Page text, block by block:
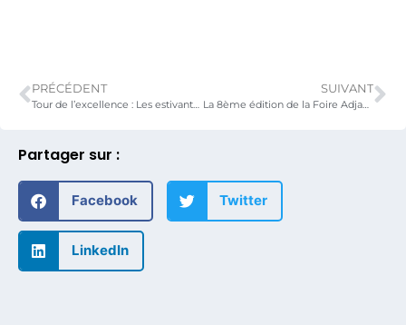
Partager sur :
Facebook Twitter
LinkedIn
PRÉCÉDENT
Tour de l’excellence : Les estivants découvrent les institutions de la république et les sites touristiques du Togo
SUIVANT
La 8ème édition de la Foire Adjafi ouvre ses portes à plus 200 000 visiteurs